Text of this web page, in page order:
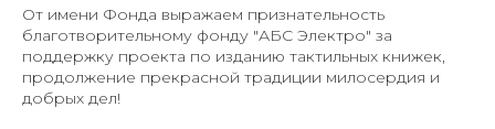
От имени Фонда выражаем признательность
благотворительному фонду "АБС Электро" за
поддержку проекта по изданию тактильных книжек,
продолжение прекрасной традиции милосердия и
добрых дел!